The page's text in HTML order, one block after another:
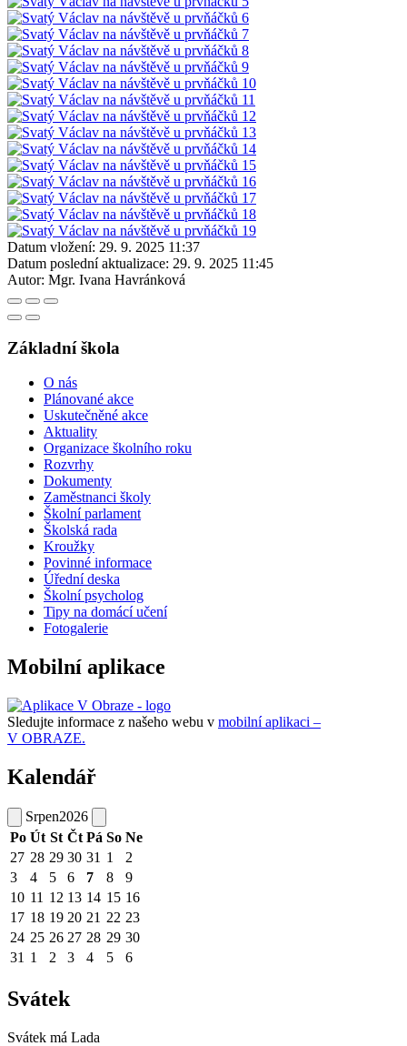
Datum vložení: 29. 9. 2025 11:37
Datum poslední aktualizace: 29. 9. 2025 11:45
Autor: Mgr. Ivana Havránková
Základní škola
O nás
Plánované akce
Uskutečněné akce
Aktuality
Organizace školního roku
Rozvrhy
Dokumenty
Zaměstnanci školy
Školní parlament
Školská rada
Kroužky
Povinné informace
Úřední deska
Školní psycholog
Tipy na domácí učení
Fotogalerie
Mobilní aplikace
Sledujte informace z našeho webu v mobilní aplikaci –
V OBRAZE.
Kalendář
Srpen2026
Po Út St Čt Pá So Ne
27 28 29 30 31 1
2
3
4 5 6 7 8
9
10 11 12 13 14 15 16
17 18 19 20 21 22 23
24 25 26 27 28 29 30
31 1 2 3 4 5 6
Svátek
Svátek má Lada